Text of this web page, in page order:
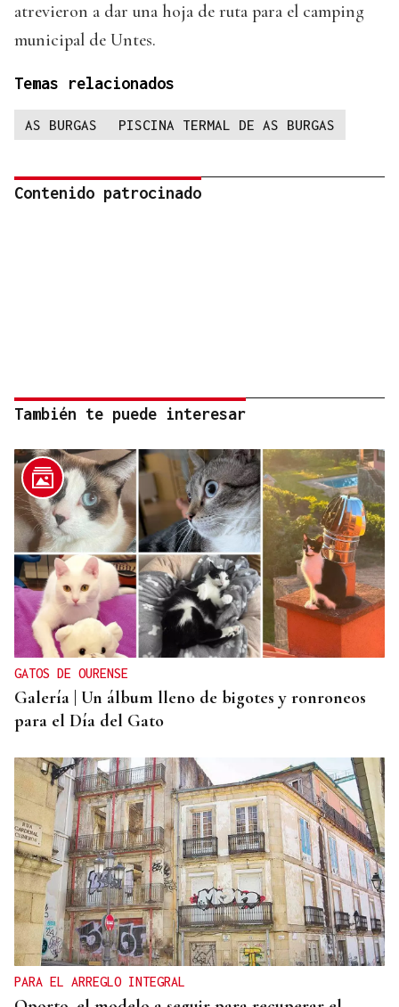
atrevieron a dar una hoja de ruta para el camping
municipal de Untes.
Temas relacionados
AS BURGAS PISCINA TERMAL DE AS BURGAS
Contenido patrocinado
También te puede interesar
GATOS DE OURENSE
Galería | Un álbum lleno de bigotes y ronroneos
para el Día del Gato
PARA EL ARREGLO INTEGRAL